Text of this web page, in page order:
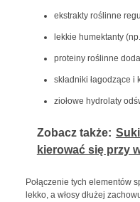
ekstrakty roślinne
lekkie humektanty
proteiny roślinne
składniki łagodzące i
ziołowe hydrolaty
Zobacz także:
kierować się przy
Połączenie tych elementów
lekko, a włosy dłużej